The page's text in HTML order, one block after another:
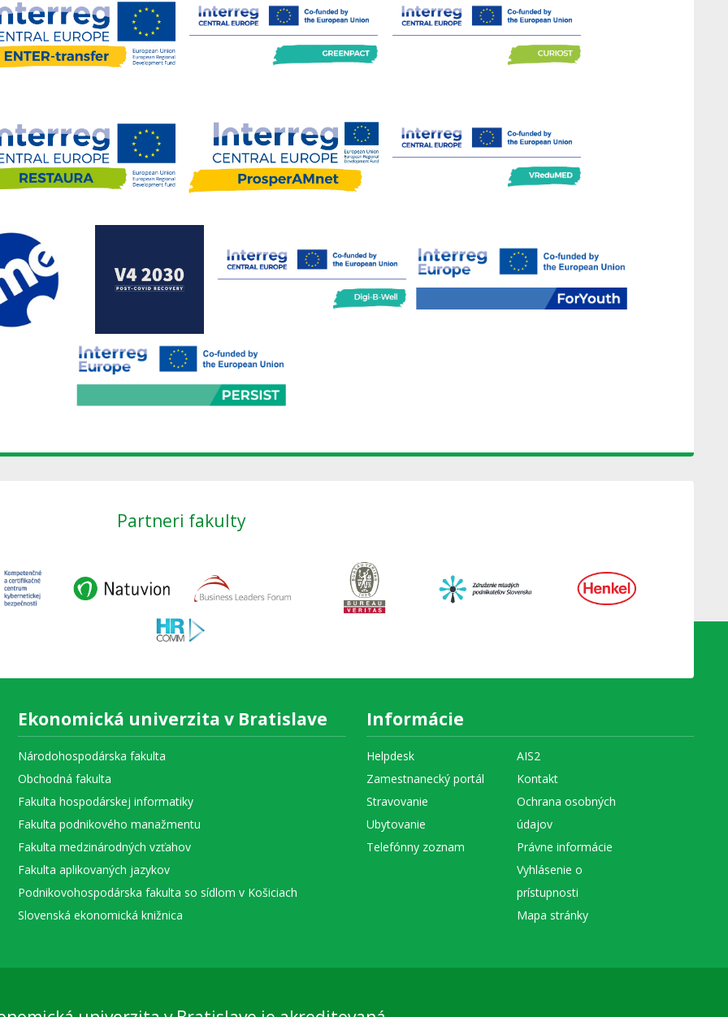
Partneri fakulty
Ekonomická univerzita v Bratislave
Národohospodárska fakulta
Obchodná fakulta
Fakulta hospodárskej informatiky
Fakulta podnikového manažmentu
Fakulta medzinárodných vzťahov
Fakulta aplikovaných jazykov
Podnikovohospodárska fakulta so sídlom v Košiciach
Slovenská ekonomická knižnica
Informácie
Helpdesk
Zamestnanecký portál
Stravovanie
Ubytovanie
Telefónny zoznam
AIS2
Kontakt
Ochrana osobných
údajov
Právne informácie
Vyhlásenie o
prístupnosti
Mapa stránky